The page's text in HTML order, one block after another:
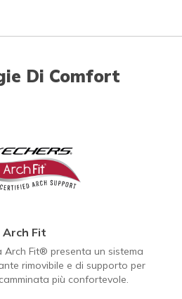
Di Comfort
Arch Fit
Fit® presenta un sistema
rimovibile e di supporto per
più confortevole.